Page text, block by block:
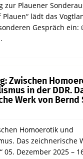
zur Plauener
Plauen“ lädt das
Gespräch ein:
Zwischen
in der DDR.
Werk von Bernd
Homoerotik und
Das zeichnerische
05. Dezember 2025 –